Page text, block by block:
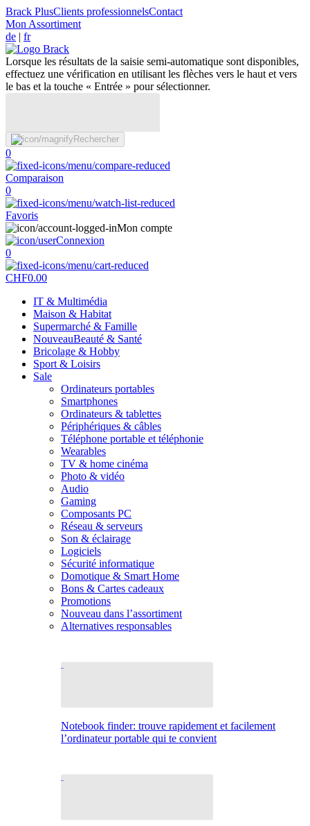
Brack PlusClients professionnelsContact
Mon Assortiment
de | fr
Lorsque les résultats de la saisie semi-automatique sont disponibles,
effectuez une vérification en utilisant les flèches vers le haut et vers
le bas et la touche « Entrée » pour sélectionner.
Rechercher
0
Comparaison
0
Favoris
Mon compte
Connexion
0
CHF0.00
IT & Multimédia
Maison & Habitat
Supermarché & Famille
NouveauBeauté & Santé
Bricolage & Hobby
Sport & Loisirs
Sale
Ordinateurs portables
Smartphones
Ordinateurs & tablettes
Périphériques & câbles
Téléphone portable et téléphonie
Wearables
TV & home cinéma
Photo & vidéo
Audio
Gaming
Composants PC
Réseau & serveurs
Son & éclairage
Logiciels
Sécurité informatique
Domotique & Smart Home
Bons & Cartes cadeaux
Promotions
Nouveau dans l’assortiment
Alternatives responsables
Notebook finder: trouve rapidement et facilement
l’ordinateur portable qui te convient